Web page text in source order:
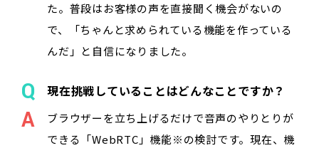
た。普段はお客様の声を直接聞く機会がないの
で、「ちゃんと求められている機能を作っている
んだ」と自信になりました。
現在挑戦していることはどんなことですか？
ブラウザーを立ち上げるだけで音声のやりとりが
できる「WebRTC」機能※の検討です。現在、機